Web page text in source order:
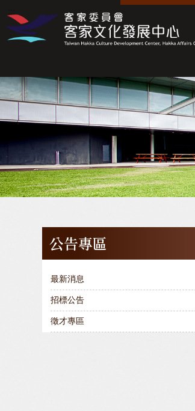
公告專區
最新消息
招標公告
徵才專區